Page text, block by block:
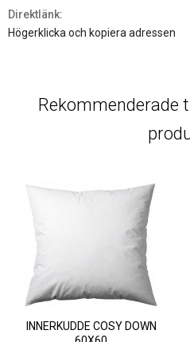
Direktlänk:
Högerklicka och kopiera adressen
Rekommenderade
INNERKUDDE COSY DOWN